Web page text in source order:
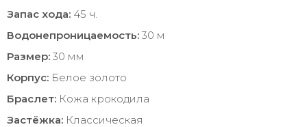
Запас хода: 45 ч.
Водонепроницаемость: 30 м
Размер: 30 мм
Корпус: Белое золото
Браслет: Кожа крокодила
Застёжка: Классическая